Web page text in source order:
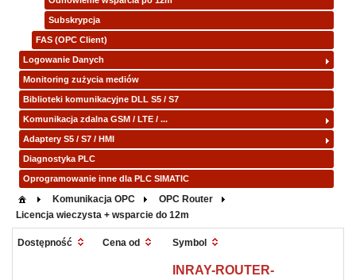
Subskrypcja
FAS (OPC Client)
Logowanie Danych
Monitoring zużycia mediów
Biblioteki komunikacyjne DLL S5 / S7
Komunikacja zdalna GSM / LTE / ...
Adaptery S5 / S7 / HMI
Diagnostyka PLC
Oprogramowanie inne dla PLC SIMATIC
Komunikacja OPC
OPC Router
Licencja wieczysta + wsparcie do 12m
Dostępność Cena od Symbol
INRAY-ROUTER-